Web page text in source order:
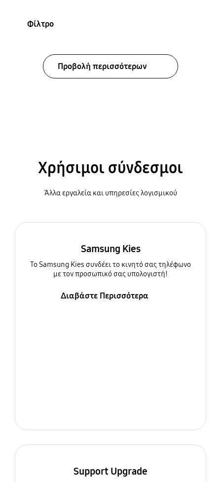
Φίλτρο
Προβολή περισσότερων
Χρήσιμοι σύνδεσμοι
Άλλα εργαλεία και υπηρεσίες λογισμικού
Samsung Kies
To Samsung Kies συνδέει το κινητό σας τηλέφωνο
με τον προσωπικό σας υπολογιστή!
Διαβάστε Περισσότερα
Support Upgrade